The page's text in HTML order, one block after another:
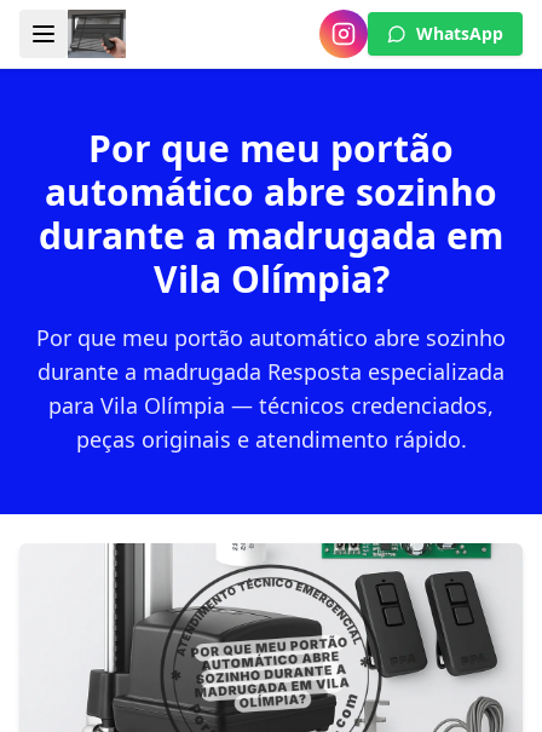
WhatsApp
Por que meu portão
automático abre sozinho
durante a madrugada em
Vila Olímpia?
Por que meu portão automático abre sozinho
durante a madrugada Resposta especializada
para Vila Olímpia — técnicos credenciados,
peças originais e atendimento rápido.